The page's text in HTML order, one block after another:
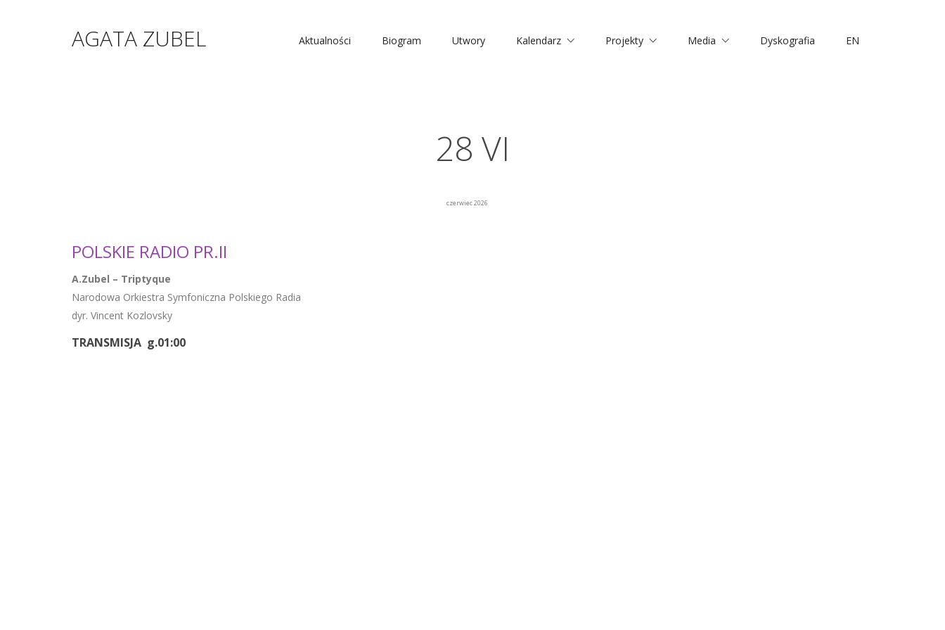
AGATA ZUBEL Aktualności Biogram Utwory Kalendarz Projekty Media Dyskografia EN
28 VI
czerwiec 2026
POLSKIE RADIO PR.II
A.Zubel – Triptyque
Narodowa Orkiestra Symfoniczna Polskiego Radia
dyr. Vincent Kozlovsky
TRANSMISJA g.01:00